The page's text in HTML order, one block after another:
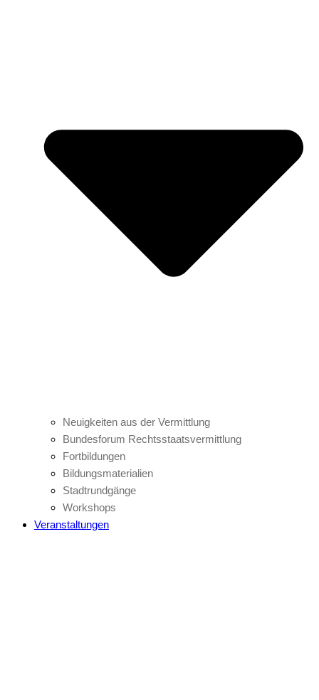
Neuigkeiten aus der Vermittlung
Bundesforum Rechtsstaatsvermittlung
Fortbildungen
Bildungsmaterialien
Stadtrundgänge
Workshops
Veranstaltungen